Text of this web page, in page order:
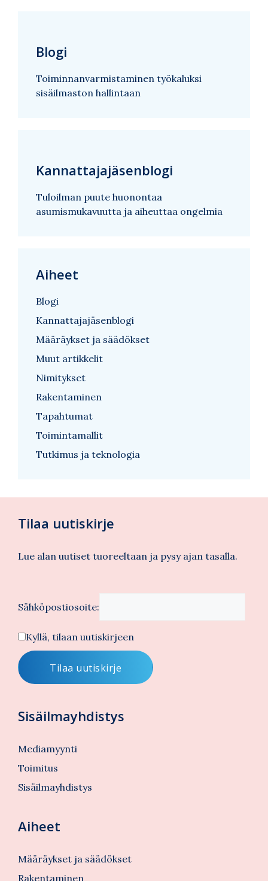
Blogi
Toiminnanvarmistaminen työkaluksi
sisäilmaston hallintaan
Kannattajajäsenblogi
Tuloilman puute huonontaa
asumismukavuutta ja aiheuttaa ongelmia
Aiheet
Blogi
Kannattajajäsenblogi
Määräykset ja säädökset
Muut artikkelit
Nimitykset
Rakentaminen
Tapahtumat
Toimintamallit
Tutkimus ja teknologia
Tilaa uutiskirje
Lue alan uutiset tuoreeltaan ja pysy ajan tasalla.
Sähköpostiosoite:
Kyllä, tilaan uutiskirjeen
Sisäilmayhdistys
Mediamyynti
Toimitus
Sisäilmayhdistys
Aiheet
Määräykset ja säädökset
Rakentaminen